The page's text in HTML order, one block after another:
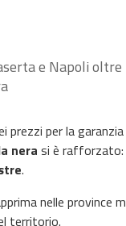
e Napoli
prezzi per la
nera si è rafforzato:
.
nelle province
territorio.